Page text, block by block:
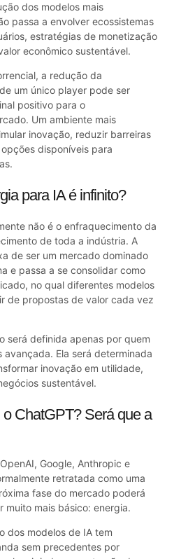
dos modelos mais
passa a envolver ecossistemas
estratégias de monetização
econômico sustentável.
a redução da
um único player pode ser
positivo para o
Um ambiente mais
inovação, reduzir barreiras
disponíveis para
para IA é infinito?
não é o enfraquecimento da
de toda a indústria. A
de ser um mercado dominado
e passa a se consolidar como
no qual diferentes modelos
de propostas de valor cada vez
será definida apenas por quem
avançada. Ela será determinada
inovação em utilidade,
sustentável.
ChatGPT? Será que a
Google, Anthropic e
retratada como uma
fase do mercado poderá
muito mais básico: energia.
dos modelos de IA tem
sem precedentes por